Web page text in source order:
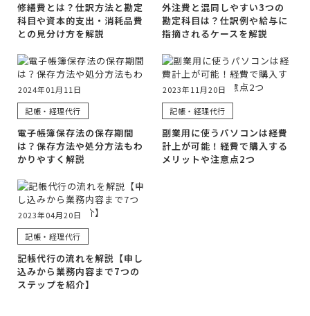
修繕費とは？仕訳方法と勘定
科目や資本的支出・消耗品費
との見分け方を解説
外注費と混同しやすい3つの
勘定科目は？仕訳例や給与に
指摘されるケースを解説
2024年01月11日
記帳・経理代行
電子帳簿保存法の保存期間
は？保存方法や処分方法もわ
かりやすく解説
2023年11月20日
記帳・経理代行
副業用に使うパソコンは経費
計上が可能！経費で購入する
メリットや注意点2つ
2023年04月20日
記帳・経理代行
記帳代行の流れを解説【申し
込みから業務内容まで7つの
ステップを紹介】